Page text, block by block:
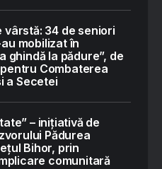
vârstă: 34 de seniori
mobilizat în
ghindă la pădure”, de
Combaterea
a Secetei
– inițiativă de
Pădurea
Bihor, prin
comunitară